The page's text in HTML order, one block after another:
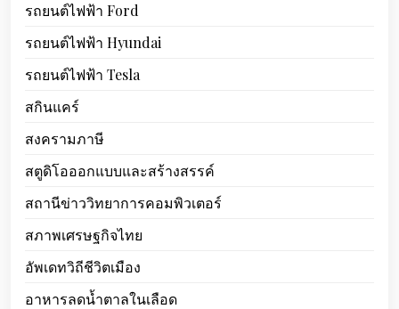
รถยนต์ไฟฟ้า Ford
รถยนต์ไฟฟ้า Hyundai
รถยนต์ไฟฟ้า Tesla
สกินแคร์
สงครามภาษี
สตูดิโอออกแบบและสร้างสรรค์
สถานีข่าววิทยาการคอมพิวเตอร์
สภาพเศรษฐกิจไทย
อัพเดทวิถีชีวิตเมือง
อาหารลดน้ำตาลในเลือด